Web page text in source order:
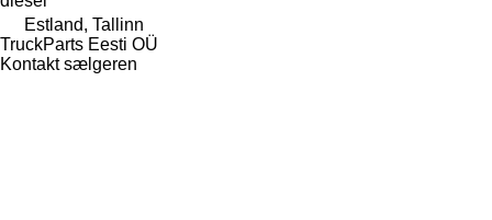
Estland, Tallinn
TruckParts Eesti OÜ
Kontakt sælgeren